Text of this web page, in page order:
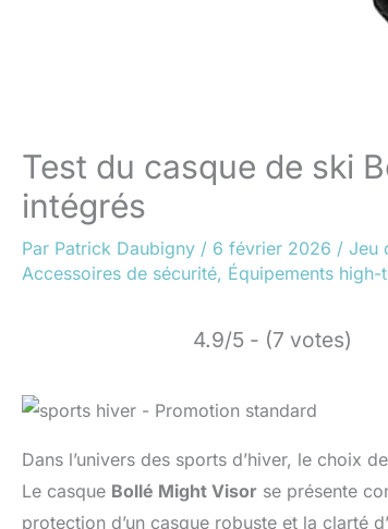
Test du casque de ski
intégrés
Par Patrick Daubigny / 6 février 2026 / Jeu
Accessoires de sécurité, Équipements high-
4.9/5 - (7 votes)
Dans l’univers des sports d’hiver, le choix
Le casque Bollé Might Visor se présente
protection d’un casque robuste et la clarté